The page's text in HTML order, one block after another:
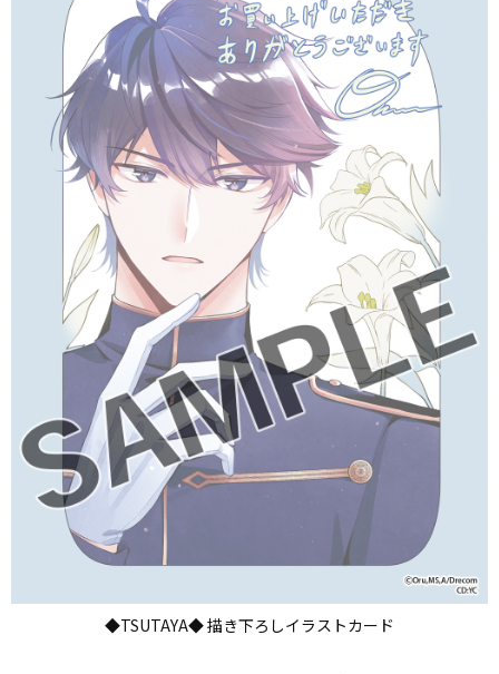
◆TSUTAYA◆ 描き下ろしイラストカード